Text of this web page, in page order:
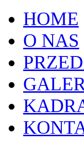
HOME
O NAS